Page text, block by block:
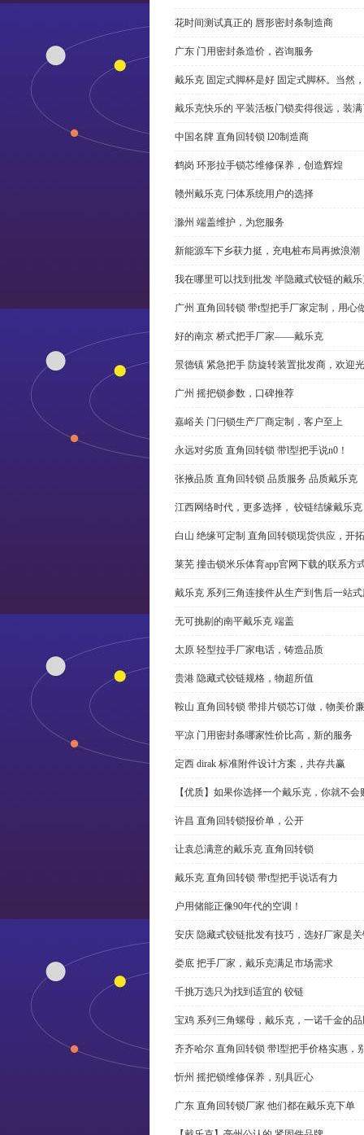
花时间测试真正的 唇形密封条制造商
广东 门用密封条造价，咨询服务
戴乐克 固定式脚杯是好 固定式脚杯。当然
戴乐克快乐的 平装活板门锁卖得很远，装
中国名牌 直角回转锁 l20制造商
鹤岗 环形拉手锁芯维修保养，创造辉煌
赣州戴乐克 闩体系统用户的选择
滁州 端盖维护，为您服务
新能源车下乡获力挺，充电桩布局再掀浪潮
我在哪里可以找到批发 半隐藏式铰链的戴
广州 直角回转锁 带t型把手厂家定制，用心
好的南京 桥式把手厂家——戴乐克
景德镇 紧急把手 防旋转装置批发商，欢迎
广州 摇把锁参数，口碑推荐
嘉峪关 门闩锁生产厂商定制，客户至上
永远对劣质 直角回转锁 带l型把手说n0！
张掖品质 直角回转锁 品质服务 品质戴乐克
江西网络时代，更多选择， 铰链结缘戴乐克
白山 绝缘可定制 直角回转锁现货供应，开
莱芜 撞击锁米乐体育app官网下载的联系方
戴乐克 系列三角连接件从生产到售后一站
无可挑剔的南平戴乐克 端盖
太原 轻型拉手厂家电话，铸造品质
贵港 隐藏式铰链规格，物超所值
鞍山 直角回转锁 带排片锁芯订做，物美价廉
平凉 门用密封条哪家性价比高，新的服务
定西 dirak 标准附件设计方案，共存共赢
【优质】如果你选择一个戴乐克，你就不
许昌 直角回转锁报价单，公开
让袁总满意的戴乐克 直角回转锁
戴乐克 直角回转锁 带t型把手说话有力
户用储能正像90年代的空调！
安庆 隐藏式铰链批发有技巧，选好厂家是
娄底 把手厂家，戴乐克满足市场需求
千挑万选只为找到适宜的 铰链
宝鸡 系列三角螺母，戴乐克，一诺千金的
齐齐哈尔 直角回转锁 带l型把手价格实惠，
忻州 摇把锁维修保养，别具匠心
广东 直角回转锁厂家 他们都在戴乐克下单